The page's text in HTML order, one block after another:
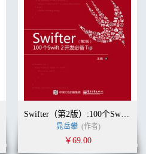
Swifter（第2版）:100个Swift 2 开发必备Tip
晁岳攀 (作者)
￥69.00